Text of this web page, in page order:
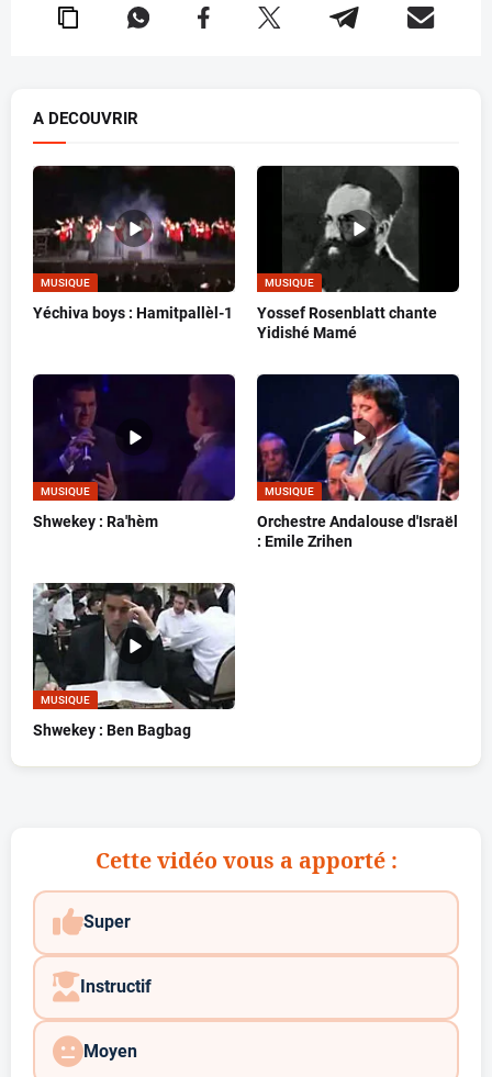
A DECOUVRIR
MUSIQUE
Yéchiva boys : Hamitpallèl-1
MUSIQUE
Yossef Rosenblatt chante
Yidishé Mamé
MUSIQUE
Shwekey : Ra'hèm
MUSIQUE
Orchestre Andalouse d'Israël
: Emile Zrihen
MUSIQUE
Shwekey : Ben Bagbag
Cette vidéo vous a apporté :
Super
Instructif
Moyen